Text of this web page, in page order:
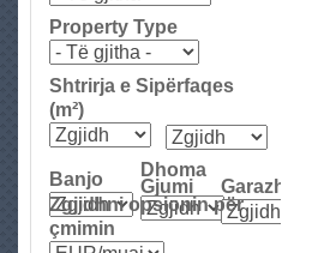
e
k
s
p
e
Q
e
r
Property Type
Shtrirja e Sipërfaqes
(m²)
Banjo
Dhoma
Gjumi
Garazh
Zgjidhni opsionin për
çmimin